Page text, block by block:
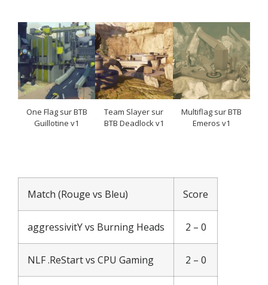
One Flag sur BTB
Guillotine v1
Team Slayer sur
BTB Deadlock v1
Multiflag sur BTB
Emeros v1
Match (Rouge vs Bleu) Score
aggressivitY vs Burning Heads 2 – 0
NLF .ReStart vs CPU Gaming 2 – 0